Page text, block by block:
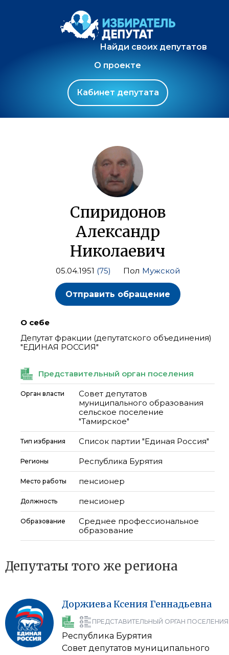
Найди своих депутатов
О проекте
Кабинет депутата
Спиридонов
Александр
Николаевич
05.04.1951 (75) Пол Мужской
Отправить обращение
О себе
Депутат фракции (депутатского объединения)
"ЕДИНАЯ РОССИЯ"
Представительный орган поселения
Орган власти
Совет депутатов
муниципального образования
сельское поселение
"Тамирское"
Тип избрания Список партии "Единая Россия"
Регионы Республика Бурятия
Место работы пенсионер
Должность пенсионер
Образование
Среднее профессиональное
образование
Депутаты того же региона
Доржиева Ксения Геннадьевна
ПРЕДСТАВИТЕЛЬНЫЙ ОРГАН ПОСЕЛЕНИЯ
Республика Бурятия
Совет депутатов муниципального